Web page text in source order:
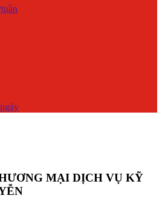
MẠI DỊCH VỤ KỸ